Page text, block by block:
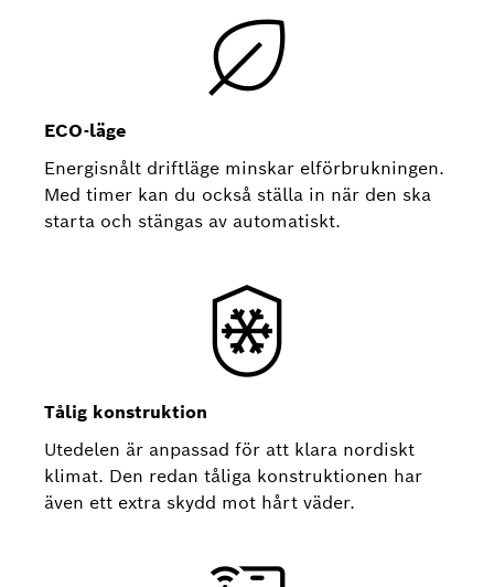
ECO-läge
Energisnålt driftläge minskar elförbrukningen.
Med timer kan du också ställa in när den ska
starta och stängas av automatiskt.
Tålig konstruktion
Utedelen är anpassad för att klara nordiskt
klimat. Den redan tåliga konstruktionen har
även ett extra skydd mot hårt väder.